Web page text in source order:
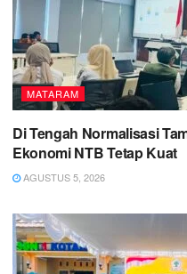
MATARAM
Di Tengah Normalisasi
Ekonomi NTB Tetap Kuat
AGUSTUS 5, 2026